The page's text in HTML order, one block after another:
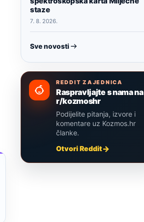
staze
7. 8. 2026.
Sve novosti
REDDIT ZAJEDNICA
Raspravljajte s nama na
r/kozmoshr
Podijelite pitanja, izvore i
komentare uz Kozmos.hr
članke.
Otvori Reddit